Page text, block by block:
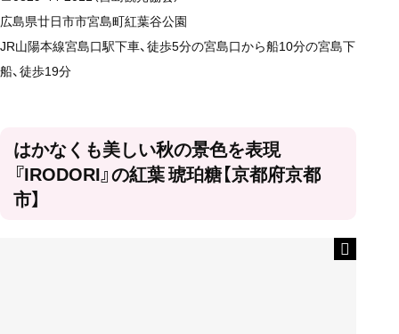
広島県廿日市市宮島町紅葉谷公園
JR山陽本線宮島口駅下車、徒歩5分の宮島口から船10分の宮島下
船、徒歩19分
はかなくも美しい秋の景色を表現
『IRODORI』の紅葉 琥珀糖【京都府京都
市】